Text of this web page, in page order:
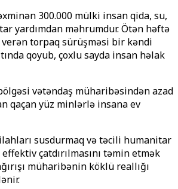
300.000 mülki insan qida, su,
yardımdan məhrumdur. Ötən həftə
torpaq sürüşməsi bir kəndi
qoyub, çoxlu sayda insan həlak
vətəndaş müharibəsindən azad
qaçan yüz minlərlə insana ev
susdurmaq və təcili humanitar
çatdırılmasını təmin etmək
müharibənin köklü reallığı